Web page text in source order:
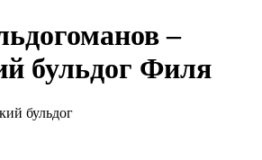
–
бульдог Филя
бульдог